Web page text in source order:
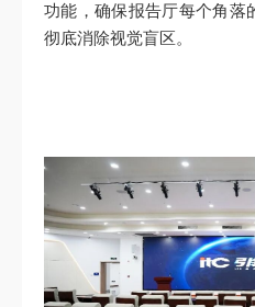
功能，确保报告厅每个角落
彻底消除视觉盲区。